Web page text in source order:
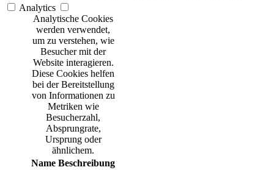
Analytics
Analytische Cookies
werden verwendet,
um zu verstehen, wie
Besucher mit der
Website interagieren.
Diese Cookies helfen
bei der Bereitstellung
von Informationen zu
Metriken wie
Besucherzahl,
Absprungrate,
Ursprung oder
ähnlichem.
Name Beschreibung